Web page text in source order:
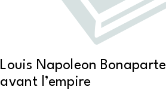
Louis Napoleon Bonaparte
avant l’empire